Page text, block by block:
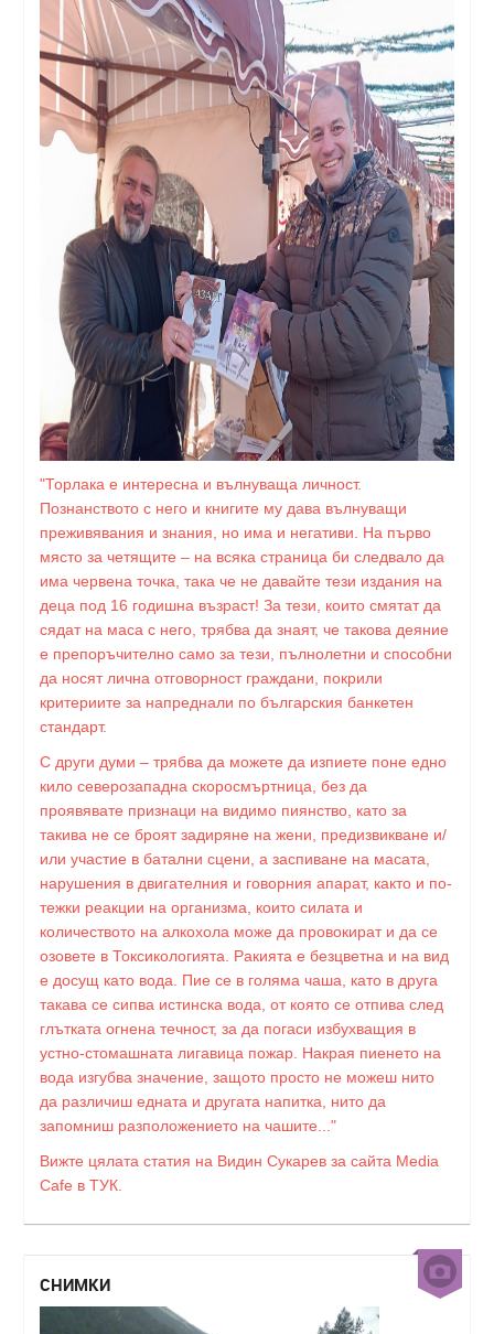
"Торлака е интересна и вълнуваща личност.
Познанството с него и книгите му дава вълнуващи
преживявания и знания, но има и негативи. На първо
място за четящите – на всяка страница би следвало да
има червена точка, така че не давайте тези издания на
деца под 16 годишна възраст! За тези, които смятат да
сядат на маса с него, трябва да знаят, че такова деяние
е препоръчително само за тези, пълнолетни и способни
да носят лична отговорност граждани, покрили
критериите за напреднали по българския банкетен
стандарт.
С други думи – трябва да можете да изпиете поне едно
кило северозападна скоросмъртница, без да
проявявате признаци на видимо пиянство, като за
такива не се броят задиряне на жени, предизвикване и/
или участие в батални сцени, а заспиване на масата,
нарушения в двигателния и говорния апарат, както и по-
тежки реакции на организма, които силата и
количеството на алкохола може да провокират и да се
озовете в Токсикологията. Ракията е безцветна и на вид
е досущ като вода. Пие се в голяма чаша, като в друга
такава се сипва истинска вода, от която се отпива след
глътката огнена течност, за да погаси избухващия в
устно-стомашната лигавица пожар. Накрая пиенето на
вода изгубва значение, защото просто не можеш нито
да различиш едната и другата напитка, нито да
запомниш разположението на чашите..."
Вижте цялата статия на Видин Сукарев за сайта Media
Cafe в ТУК.
СНИМКИ